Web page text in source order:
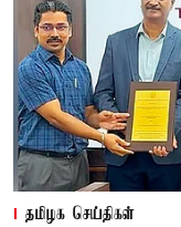
தமிழக செய்திகள்